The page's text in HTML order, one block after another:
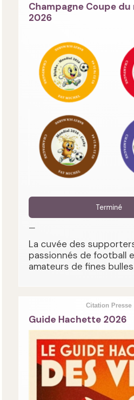
Champagne Coupe du
2026
Terminé
—
La cuvée des
passionnés de football
amateurs de fines
Citation Presse
Guide Hachette 2026